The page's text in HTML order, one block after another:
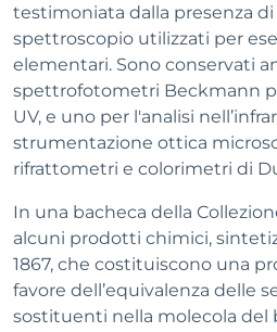
testimoniata dalla presenza
spettroscopio utilizzati per
elementari. Sono conservati
spettrofotometri Beckmann
UV, e uno per l'analisi
strumentazione ottica
rifrattometri e colorimetri di
In una bacheca della
alcuni prodotti chimici,
1867, che costituiscono una
favore dell’equivalenza delle
sostituenti nella molecola del